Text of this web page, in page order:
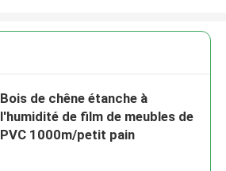
Bois de chêne étanche à
l'humidité de film de meubles de
PVC 1000m/petit pain